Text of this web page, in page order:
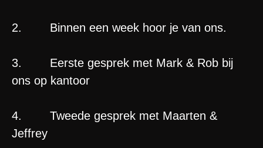
2. Binnen een week hoor je van ons.
3. Eerste gesprek met Mark & Rob bij
ons op kantoor
4. Tweede gesprek met Maarten &
Jeffrey